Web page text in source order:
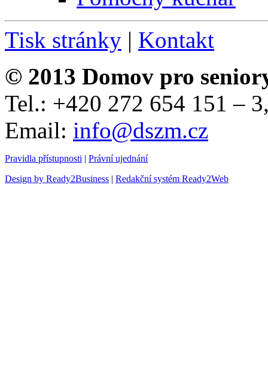
Tisk stránky | Kontakt
© 2013 Domov pro
Tel.: +420 272 654 151 –
Email: info@dszm.cz
Pravidla přístupnosti | Právní ujednání
Design by Ready2Business | Redakční systém Ready2Web